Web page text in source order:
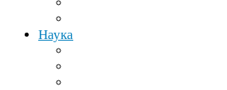
Наука